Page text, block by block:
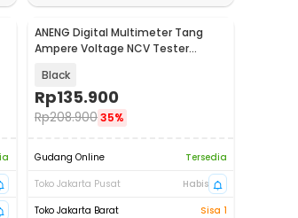
ANENG Digital Multimeter Tang
Ampere Voltage NCV Tester
Black
Rp135.900
Rp208.90035%
Gudang Online
Tersedia
Toko Jakarta Pusat
Habis
Toko Jakarta Barat
Sisa 1